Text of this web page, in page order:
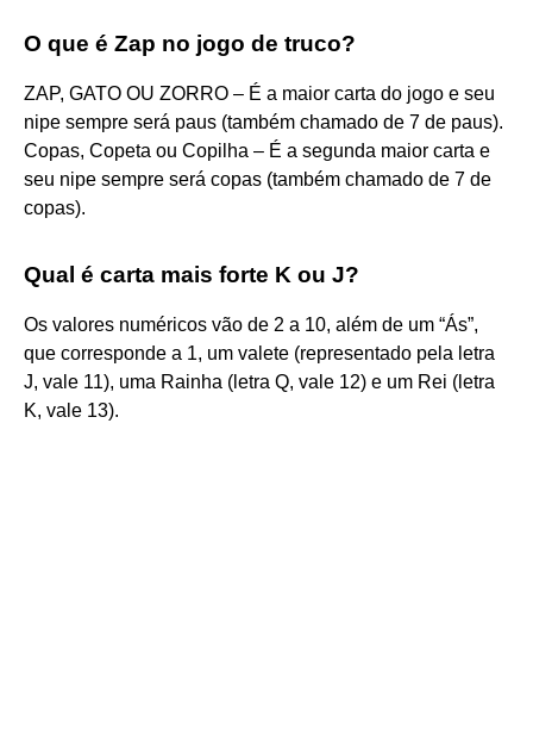
O que é Zap no jogo de truco?
ZAP, GATO OU ZORRO – É a maior carta do jogo e seu
nipe sempre será paus (também chamado de 7 de paus).
Copas, Copeta ou Copilha – É a segunda maior carta e
seu nipe sempre será copas (também chamado de 7 de
copas).
Qual é carta mais forte K ou J?
Os valores numéricos vão de 2 a 10, além de um “Ás”,
que corresponde a 1, um valete (representado pela letra
J, vale 11), uma Rainha (letra Q, vale 12) e um Rei (letra
K, vale 13).